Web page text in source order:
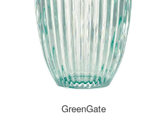
GreenGate